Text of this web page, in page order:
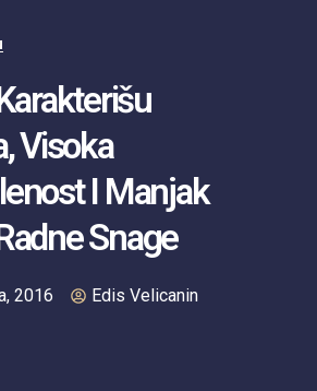
Visoka
I Manjak
Snage
2016 Edis Velicanin